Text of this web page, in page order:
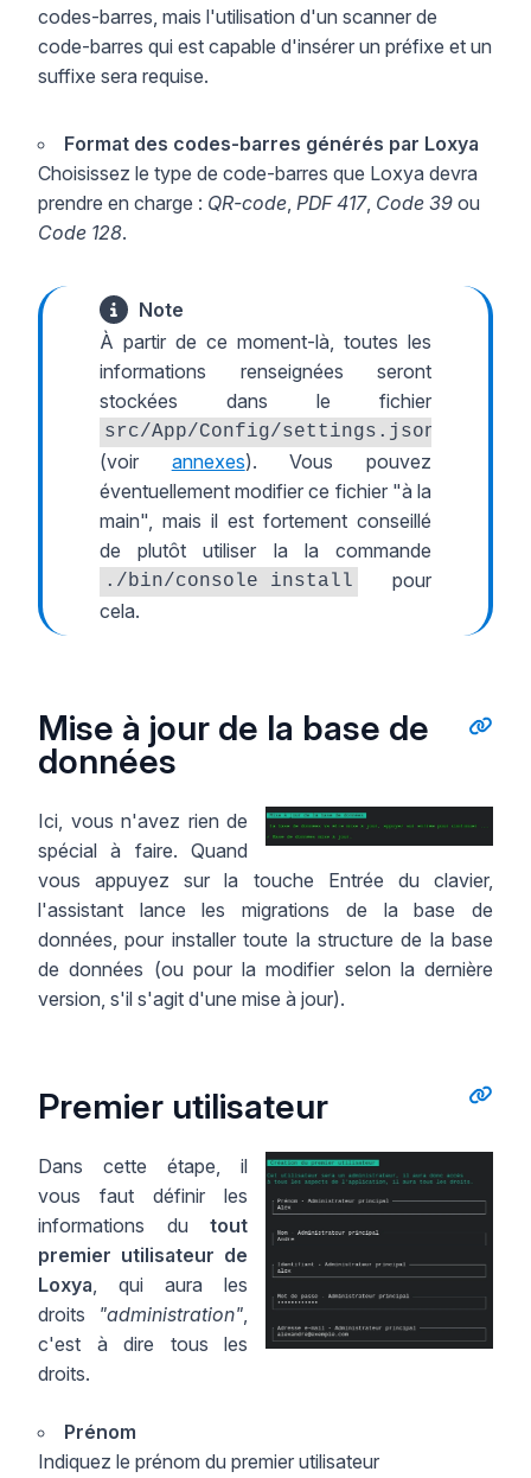
codes-barres, mais l'utilisation d'un scanner de
code-barres qui est capable d'insérer un préfixe et un
suffixe sera requise.
Format des codes-barres générés par Loxya
Choisissez le type de code-barres que Loxya devra
prendre en charge : QR-code PDF 417, Code 39 ou
Code 128.
Note
À partir de ce moment-là, toutes les
informations renseignées seront
stockées dans le fichier
src/App/Config/settings.json
(voir annexes). Vous pouvez
éventuellement modifier ce fichier "à la
main", mais il est fortement conseillé
de plutôt utiliser la la commande
./bin/console install
pour
cela.
Mise à jour de la base de
données
Ici, vous n'avez rien de
spécial à faire. Quand
vous appuyez sur la touche Entrée du clavier,
l'assistant lance les migrations de la base de
données, pour installer toute la structure de la base
de données (ou pour la modifier selon la dernière
version, s'il s'agit d'une mise à jour).
Premier utilisateur
Dans cette étape, il
vous faut définir les
informations du tout
premier utilisateur de
Loxya, qui aura les
droits "administration",
c'est à dire tous les
droits.
Prénom
Indiquez le prénom du premier utilisateur